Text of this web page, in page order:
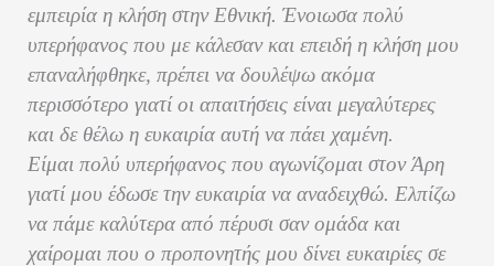
εμπειρία η κλήση στην Εθνική. Ένοιωσα πολύ
υπερήφανος που με κάλεσαν και επειδή η κλήση μου
επαναλήφθηκε, πρέπει να δουλέψω ακόμα
περισσότερο γιατί οι απαιτήσεις είναι μεγαλύτερες
και δε θέλω η ευκαιρία αυτή να πάει χαμένη.
Είμαι πολύ υπερήφανος που αγωνίζομαι στον Άρη
γιατί μου έδωσε την ευκαιρία να αναδειχθώ. Ελπίζω
να πάμε καλύτερα από πέρυσι σαν ομάδα και
χαίρομαι που ο προπονητής μου δίνει ευκαιρίες σε